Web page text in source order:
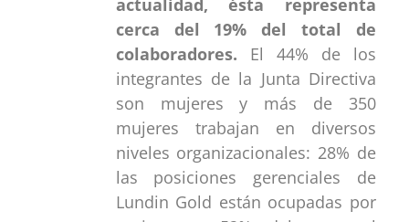
actualidad, ésta representa
cerca del 19% del total de
colaboradores. El 44% de los
integrantes de la Junta Directiva
son mujeres y más de 350
mujeres trabajan en diversos
niveles organizacionales: 28% de
las posiciones gerenciales de
Lundin Gold están ocupadas por